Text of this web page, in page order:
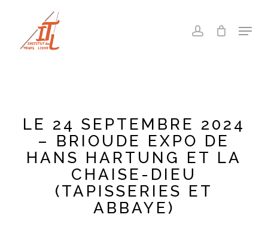
content
accountMenu
LE 24 SEPTEMBRE 2024
– BRIOUDE EXPO DE
HANS HARTUNG ET LA
CHAISE-DIEU
(TAPISSERIES ET
ABBAYE)
Close